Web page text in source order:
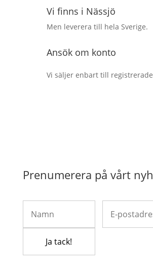
Vi finns i Nässjö
Men leverera till hela Sverige.
Ansök om konto
Vi säljer enbart till
Prenumerera på vårt